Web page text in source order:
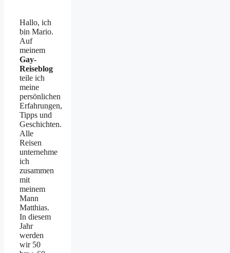
Hallo, ich
bin Mario.
Auf
meinem
Gay-
Reiseblog
teile ich
meine
persönlichen
Erfahrungen,
Tipps und
Geschichten.
Alle
Reisen
unternehme
ich
zusammen
mit
meinem
Mann
Matthias.
In diesem
Jahr
werden
wir 50